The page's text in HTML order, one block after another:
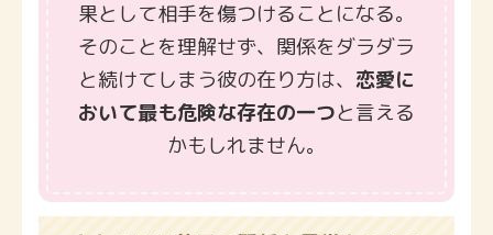
果として相手を傷つけることになる。
そのことを理解せず、関係をダラダラ
と続けてしまう彼の在り方は、 恋愛に
おいて最も危険な存在の一つと言える
かもしれません。